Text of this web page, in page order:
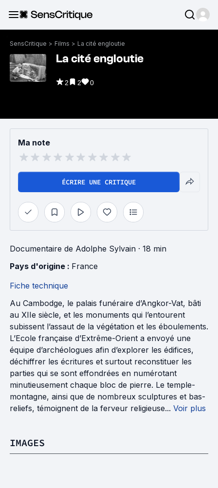
SensCritique > Films > La cité engloutie
La cité engloutie
2 2 0
Ma note
ÉCRIRE UNE CRITIQUE
Documentaire de Adolphe Sylvain · 18 min
Pays d'origine : France
Fiche technique
Au Cambodge, le palais funéraire d’Angkor-Vat, bâti
au XIIe siècle, et les monuments qui l’entourent
subissent l’assaut de la végétation et les éboulements.
L’Ecole française d’Extrême-Orient a envoyé une
équipe d’archéologues afin d’explorer les édifices,
déchiffrer les écritures et surtout reconstituer les
parties qui se sont effondrées en numérotant
minutieusement chaque bloc de pierre. Le temple-
montagne, ainsi que de nombreux sculptures et bas-
reliefs, témoignent de la ferveur religieuse... Voir plus
IMAGES